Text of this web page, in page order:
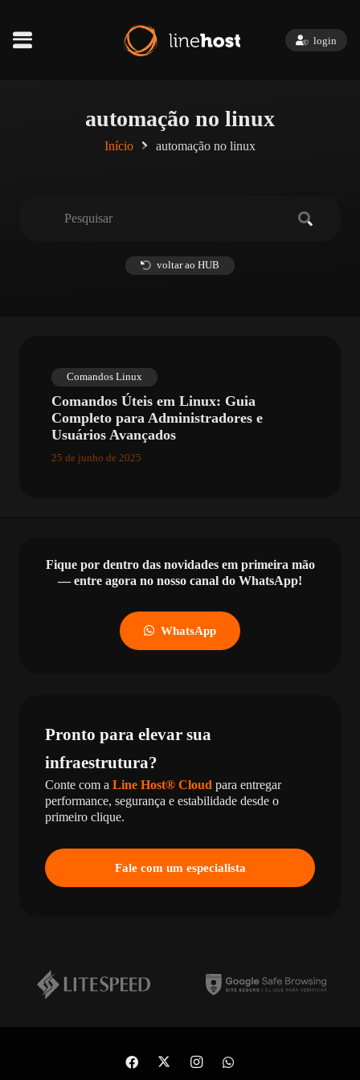
login
automação no linux
Início automação no linux
voltar ao HUB
Comandos Linux
Comandos Úteis em Linux: Guia
Completo para Administradores e
Usuários Avançados
25 de junho de 2025
Fique por dentro das novidades em primeira mão
— entre agora no nosso canal do WhatsApp!
WhatsApp
Pronto para elevar sua
infraestrutura?
Conte com a Line Host® Cloud para entregar
performance, segurança e estabilidade desde o
primeiro clique.
Fale com um especialista